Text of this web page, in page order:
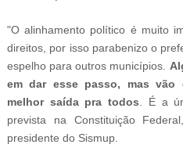
"O alinhamento político é muito
direitos, por isso parabenizo o
espelho para outros municípios.
em dar esse passo, mas
melhor saída pra todos. É a
prevista na Constituição
presidente do Sismup.